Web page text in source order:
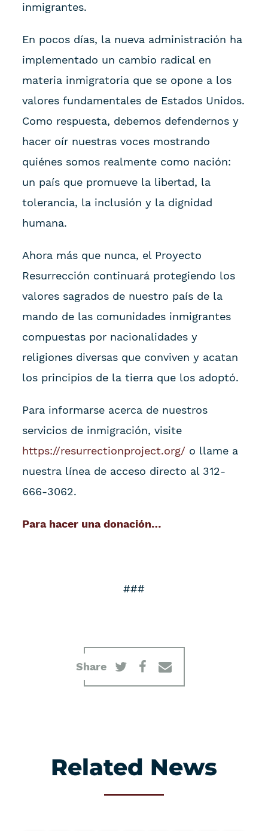
inmigrantes.
En pocos días, la nueva administración ha
implementado un cambio radical en
materia inmigratoria que se opone a los
valores fundamentales de Estados Unidos.
Como respuesta, debemos defendernos y
hacer oír nuestras voces mostrando
quiénes somos realmente como nación:
un país que promueve la libertad, la
tolerancia, la inclusión y la dignidad
humana.
Ahora más que nunca, el Proyecto
Resurrección continuará protegiendo los
valores sagrados de nuestro país de la
mando de las comunidades inmigrantes
compuestas por nacionalidades y
religiones diversas que conviven y acatan
los principios de la tierra que los adoptó.
Para informarse acerca de nuestros
servicios de inmigración, visite
https://resurrectionproject.org/ o llame a
nuestra línea de acceso directo al 312-
666-3062.
Para hacer una donación…
###
Share
Related News